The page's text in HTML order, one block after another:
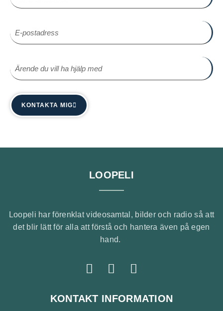
KONTAKTA MIG
LOOPELI
Loopeli har förenklat videosamtal, bilder och radio så att
det blir lätt för alla att förstå och hantera även på egen
hand.
KONTAKT INFORMATION